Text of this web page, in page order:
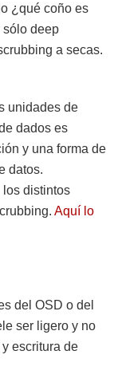
¿qué coño es
sólo deep
a secas.
unidades de
dados es
y una forma de
datos.
los distintos
Aquí lo
del OSD o del
ser ligero y no
escritura de